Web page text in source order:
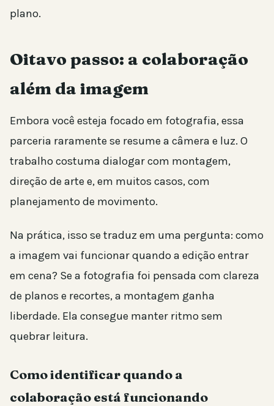
plano.
Oitavo passo: a colaboração
além da imagem
Embora você esteja focado em fotografia, essa
parceria raramente se resume a câmera e luz. O
trabalho costuma dialogar com montagem,
direção de arte e, em muitos casos, com
planejamento de movimento.
Na prática, isso se traduz em uma pergunta: como
a imagem vai funcionar quando a edição entrar
em cena? Se a fotografia foi pensada com clareza
de planos e recortes, a montagem ganha
liberdade. Ela consegue manter ritmo sem
quebrar leitura.
Como identificar quando a
colaboração está funcionando